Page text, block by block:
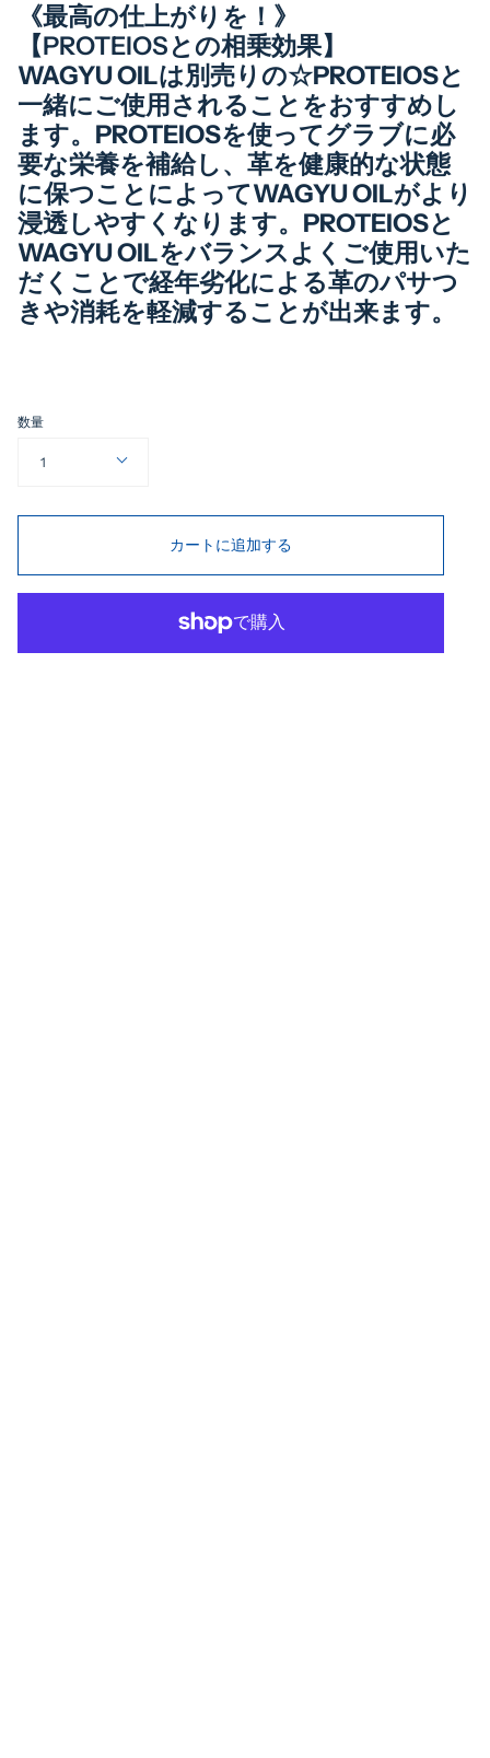
《最高の仕上がりを！》
【PROTEIOSとの相乗効果】
WAGYU OILは別売りの☆PROTEIOSと
一緒にご使用されることをおすすめし
ます。PROTEIOSを使ってグラブに必
要な栄養を補給し、革を健康的な状態
に保つことによってWAGYU OILがより
浸透しやすくなります。PROTEIOSと
WAGYU OILをバランスよくご使用いた
だくことで経年劣化による革のパサつ
きや消耗を軽減することが出来ます。
数量
1
カートに追加する